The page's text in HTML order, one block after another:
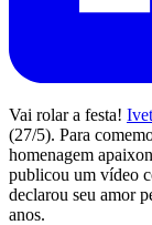
Vai rolar a festa!
(27/5). Para
homenagem
publicou um vídeo
declarou seu amor
anos.